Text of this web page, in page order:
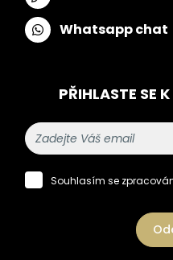
Whatsapp chat
PŘIHLASTE SE
Souhlasím se